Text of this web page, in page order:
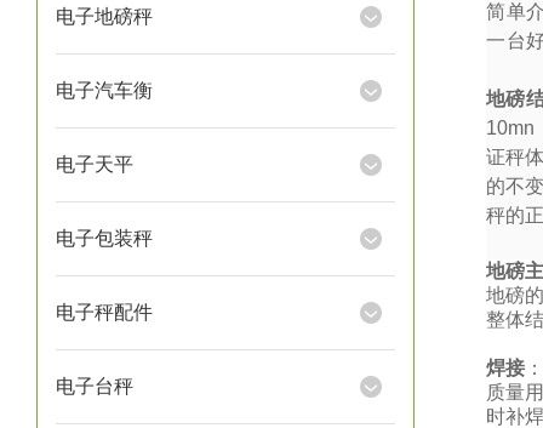
电子地磅秤
电子汽车衡
电子天平
电子包装秤
电子秤配件
电子台秤
简单
一台
地磅
10mn
证秤
的不
秤的
地磅
地磅
整体
焊接
质量
时补